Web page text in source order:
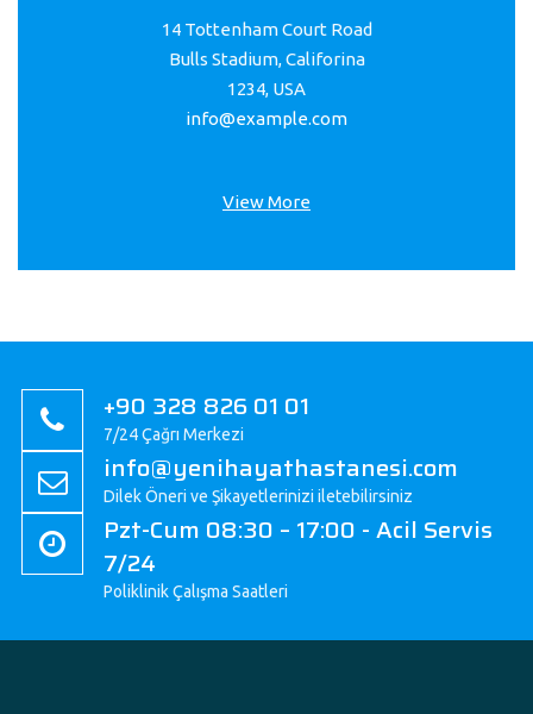
14 Tottenham Court Road
Bulls Stadium, Califorina
1234, USA
info@example.com
View More
+90 328 826 01 01
7/24 Çağrı Merkezi
info@yenihayathastanesi.com
Dilek Öneri ve Şikayetlerinizi iletebilirsiniz
Pzt-Cum 08:30 – 17:00 - Acil Servis
7/24
Poliklinik Çalışma Saatleri